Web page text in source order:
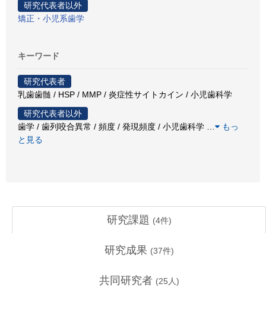
研究代表者以外
矯正・小児系歯学
キーワード
研究代表者
乳歯歯髄 / HSP / MMP / 炎症性サイトカイン / 小児歯科学
研究代表者以外
歯学 / 歯列咬合異常 / 頻度 / 発現頻度 / 小児歯科学
もっ
と見る
研究課題 (4件)
研究成果 (37件)
共同研究者 (25 人)